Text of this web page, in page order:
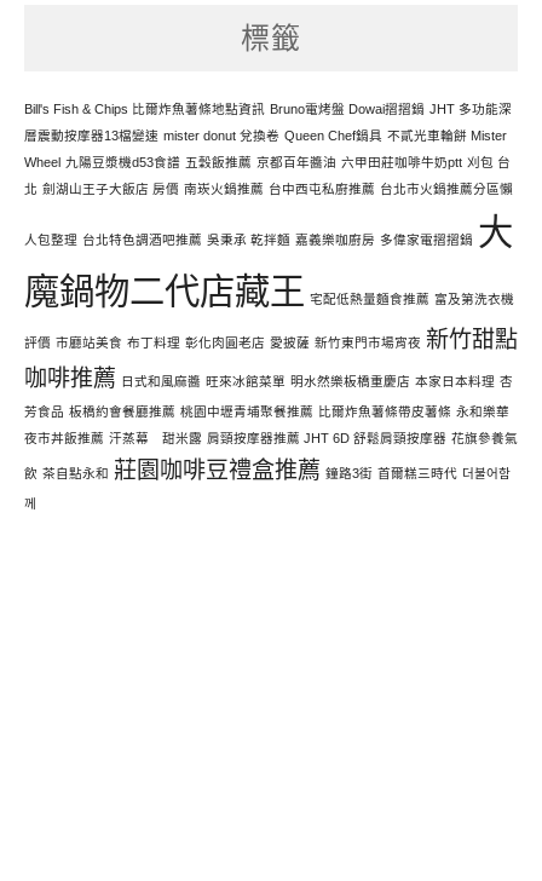
標籤
Bill's Fish & Chips 比爾炸魚薯條地點資訊 Bruno電烤盤 Dowai摺摺鍋 JHT 多功能深
層震動按摩器13檔變速 mister donut 兌換卷 Queen Chef鍋具 不貳光車輪餅 Mister
Wheel 九陽豆漿機d53食譜 五穀飯推薦 京都百年醬油 六甲田莊咖啡牛奶ptt 刈包 台
北 劍湖山王子大飯店 房價 南崁火鍋推薦 台中西屯私廚推薦 台北市火鍋推薦分區懶
人包整理 台北特色調酒吧推薦 吳秉承 乾拌麵 嘉義樂咖廚房 多偉家電摺摺鍋 大
魔鍋物二代店藏王 宅配低熱量麵食推薦 富及第洗衣機
評價 市廳站美食 布丁料理 彰化肉圓老店 愛披薩 新竹東門市場宵夜 新竹甜點
咖啡推薦 日式和風麻醬 旺來冰館菜單 明水然樂板橋重慶店 本家日本料理 杏
芳食品 板橋約會餐廳推薦 桃園中壢青埔聚餐推薦 比爾炸魚薯條帶皮薯條 永和樂華
夜市丼飯推薦 汗蒸幕 甜米露 肩頸按摩器推薦 JHT 6D 舒鬆肩頸按摩器 花旗參養氣
飲 茶自點永和 莊園咖啡豆禮盒推薦 鐘路3街 首爾糕三時代 더불어함
께